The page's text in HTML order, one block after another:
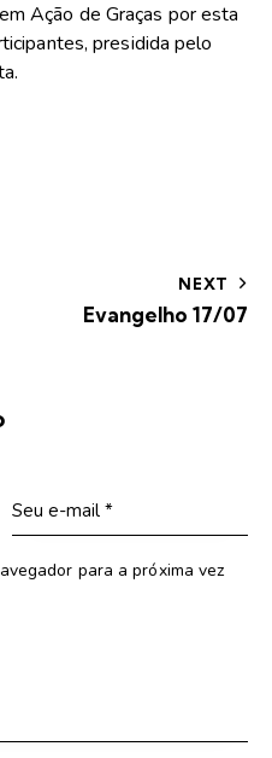
Ação de Graças por esta
presidida pelo
NEXT
Evangelho 17/07
para a próxima vez